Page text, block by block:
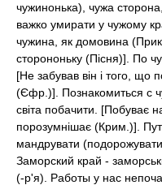
чужинонька), чужа
важко умирати у чужому
чужина, як домовина
сторононьку (Пісня)]. По
[Не забував він і того, що
(Єфр.)]. Познакомиться с
світа побачити. [Побуває
порозумнішає (Крим.)].
мандрувати
Заморский край -
(-р'я). Работы у нас